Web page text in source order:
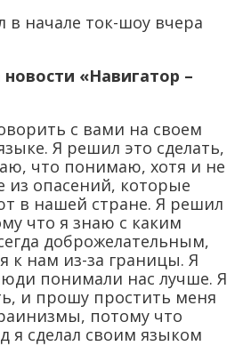
в начале ток-шоу вчера
«Навигатор –
с вами на своем
Я решил это сделать,
что понимаю, хотя и не
из опасений, которые
в нашей стране. Я решил
что я знаю с каким
доброжелательным,
к нам из-за границы. Я
понимали нас лучше. Я
и прошу простить меня
потому что
я сделал своим языком